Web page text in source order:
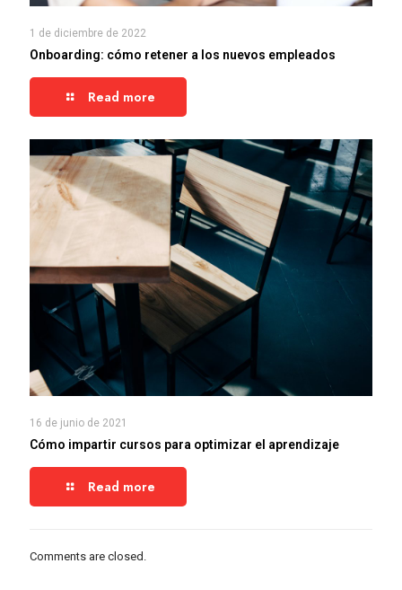
1 de diciembre de 2022
Onboarding: cómo retener a los nuevos empleados
Read more
16 de junio de 2021
Cómo impartir cursos para optimizar el aprendizaje
Read more
Comments are closed.